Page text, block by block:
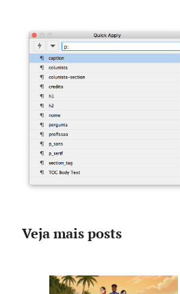
Veja mais posts